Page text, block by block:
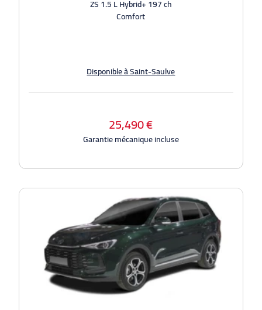
ZS 1.5 L Hybrid+ 197 ch
Comfort
Disponible à Saint-Saulve
25,490 €
Garantie mécanique incluse